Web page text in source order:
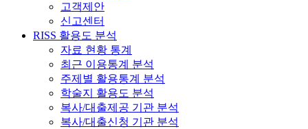
고객제안
신고센터
RISS 활용도 분석
자료 현황 통계
최근 이용통계 분석
주제별 활용통계 분석
학술지 활용도 분석
복사/대출제공 기관 분석
복사/대출신청 기관 분석